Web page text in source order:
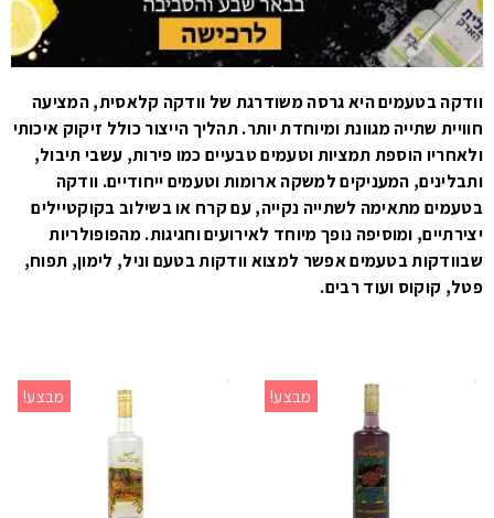
וודקה בטעמים היא גרסה משודרגת של וודקה קלאסית, המציעה
חוויית שתייה מגוונת ומיוחדת יותר. תהליך הייצור כולל זיקוק איכותי
ולאחריו הוספת תמציות וטעמים טבעיים כמו פירות, עשבי תיבול,
ותבלינים, המעניקים למשקה ארומות וטעמים ייחודיים. וודקה
בטעמים מתאימה לשתייה נקייה, עם קרח או בשילוב בקוקטיילים
יצירתיים, ומוסיפה נופך מיוחד לאירועים וחגיגות. מהפופולריות
שבוודקות בטעמים אפשר למצוא וודקות בטעם וניל, לימון, תפוח,
פטל, קוקוס ועוד רבים.
מבצע! מבצע!